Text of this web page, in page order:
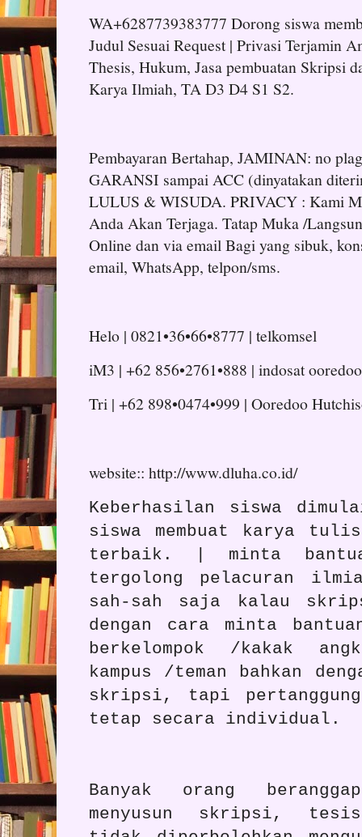
WA+6287739383777 Dorong siswa
Judul Sesuai Request | Privasi Terjamin
Thesis, Hukum, Jasa pembuatan Skripsi
Karya Ilmiah, TA D3 D4 S1 S2.
Pembayaran Bertahap, JAMINAN: no
GARANSI sampai ACC (dinyatakan
LULUS & WISUDA. PRIVACY : Kami
Anda Akan Terjaga. Tatap Muka /
Online dan via email Bagi yang sibuk,
email, WhatsApp, telpon/sms.
Helo | 0821•36•66•8777 | telkomsel
iM3 | +62 856•2761•888 | indosat ooredoo
Tri | +62 898•0474•999 | Ooredoo
website:: http://www.dluha.co.id/
Keberhasilan siswa
siswa membuat karya
terbaik. | minta
tergolong pelacuran
sah-sah saja kalau
dengan cara minta
berkelompok /kakak
kampus /teman bahkan
skripsi, tapi pertanggung
tetap secara individual.
Banyak orang
menyusun skripsi,